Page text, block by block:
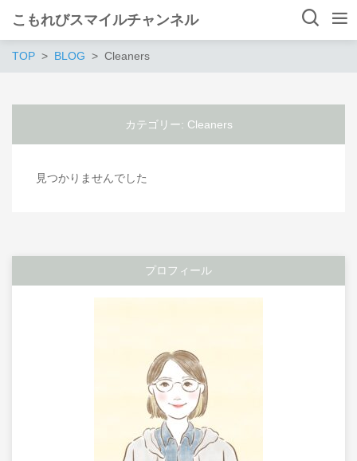
こもれびスマイルチャンネル
TOP BLOG Cleaners
カテゴリー: Cleaners
見つかりませんでした
プロフィール